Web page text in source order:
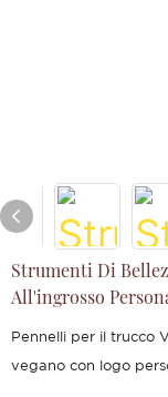
Strumenti Di
All'ingrosso
Pennelli per il trucco
vegano con logo